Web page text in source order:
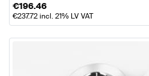
€196.46
€237.72incl. 21% LV VAT